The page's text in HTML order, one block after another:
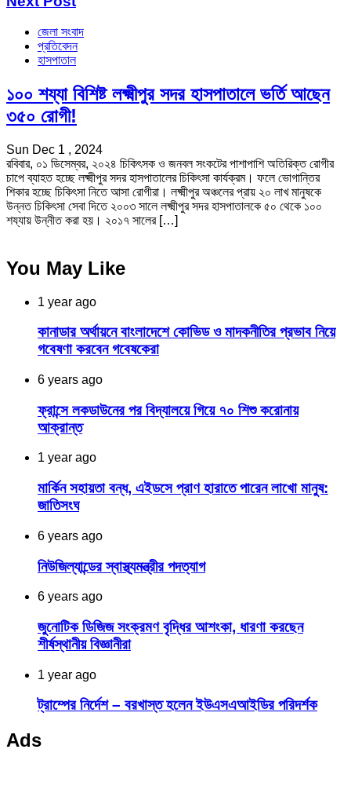
জেলা সংবাদ
প্রতিবেদন
হাসপাতাল
১০০ শয্যা বিশিষ্ট লক্ষ্মীপুর সদর হাসপাতালে ভর্তি আছেন
৩৫০ রোগী!
Sun Dec 1 , 2024
রবিবার, ০১ ডিসেম্বর, ২০২৪ চিকিৎসক ও জনবল সংকটের পাশাপাশি অতিরিক্ত রোগীর
চাপে ব্যাহত হচ্ছে লক্ষ্মীপুর সদর হাসপাতালের চিকিৎসা কার্যক্রম। ফলে ভোগান্তির
শিকার হচ্ছে চিকিৎসা নিতে আসা রোগীরা। লক্ষ্মীপুর অঞ্চলের প্রায় ২০ লাখ মানুষকে
উন্নত চিকিৎসা সেবা দিতে ২০০৩ সালে লক্ষ্মীপুর সদর হাসপাতালকে ৫০ থেকে ১০০
শয্যায় উন্নীত করা হয়। ২০১৭ সালের […]
You May Like
1 year ago
কানাডার অর্থায়নে বাংলাদেশে কোভিড ও মাদকনীতির প্রভাব নিয়ে
গবেষণা করবেন গবেষকেরা
6 years ago
ফ্রান্সে লকডাউনের পর বিদ্যালয়ে গিয়ে ৭০ শিশু করোনায়
আক্রান্ত
1 year ago
মার্কিন সহায়তা বন্ধ, এইডসে প্রাণ হারাতে পারেন লাখো মানুষ:
জাতিসংঘ
6 years ago
নিউজিল্যান্ডের স্বাস্থ্যমন্ত্রীর পদত্যাগ
6 years ago
জুনোটিক ডিজিজ সংক্রমণ বৃদ্ধির আশংকা, ধারণা করছেন
শীর্ষস্থানীয় বিজ্ঞানীরা
1 year ago
ট্রাম্পের নির্দেশ – বরখাস্ত হলেন ইউএসএআইডির পরিদর্শক
Ads